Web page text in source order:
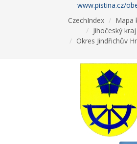
www.pistina.cz/
CzechIndex
Mapa
Jihočeský kraj
Okres Jindřichův